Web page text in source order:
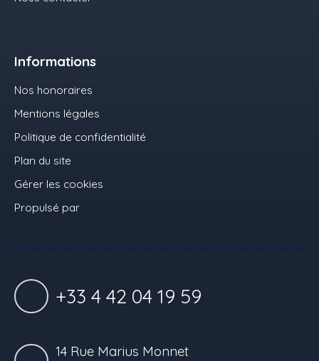
Informations
Nos honoraires
Mentions légales
Politique de confidentialité
Plan du site
Gérer les cookies
Propulsé par
+33 4 42 04 19 59
14 Rue Marius Monnet